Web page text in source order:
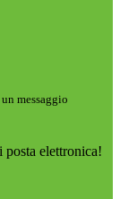
messaggio
elettronica!